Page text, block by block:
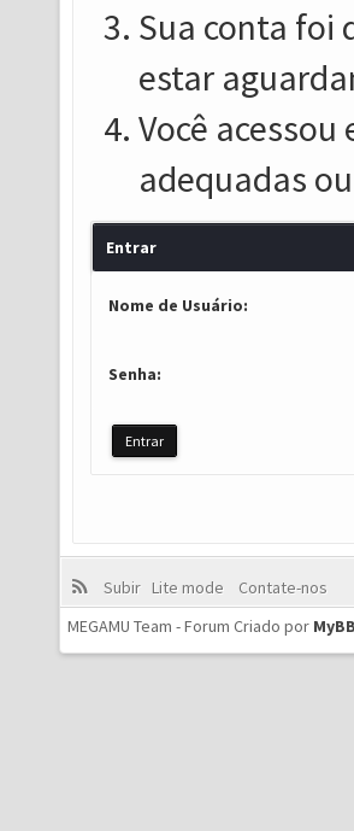
Sua conta foi
estar
Você
adequadas
Entrar
Nome de Usuário:
Senha:
Subir Lite mode
Contate-nos
MEGAMU Team - Forum Criado por MyBB